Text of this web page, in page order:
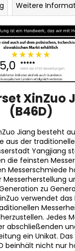
XinZuo
(B46D)
Jiang besteht
aus der
Yangjiang
die feinsten
Messerschmiede
Messerherstellung
zu
verwendet das
Jedes
abschließenden
ein Unikat. Das
beinhält nicht nur
einen